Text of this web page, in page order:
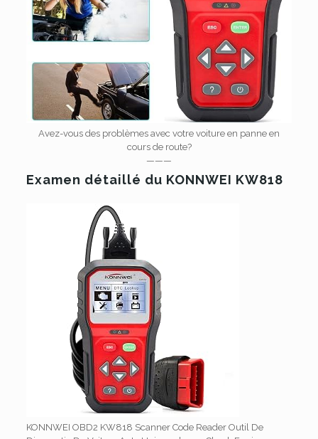
Avez-vous des problèmes avec votre voiture en panne en
cours de route?
———
Examen détaillé du KONNWEI KW818
KONNWEI OBD2 KW818 Scanner Code Reader Outil De